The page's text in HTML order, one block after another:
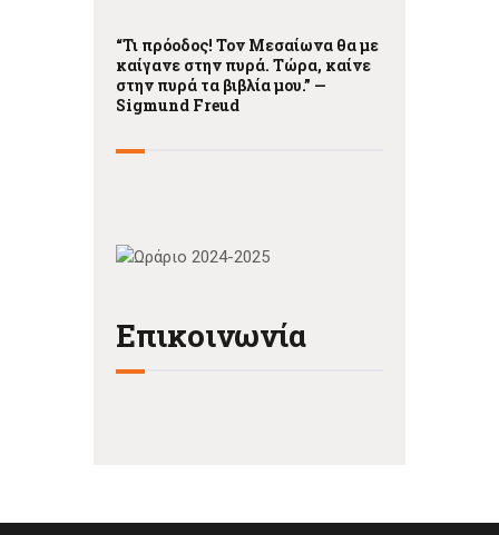
“Τι πρόοδος! Τον Μεσαίωνα θα με
καίγανε στην πυρά. Τώρα, καίνε
στην πυρά τα βιβλία μου.” —
Sigmund Freud
Επικοινωνία